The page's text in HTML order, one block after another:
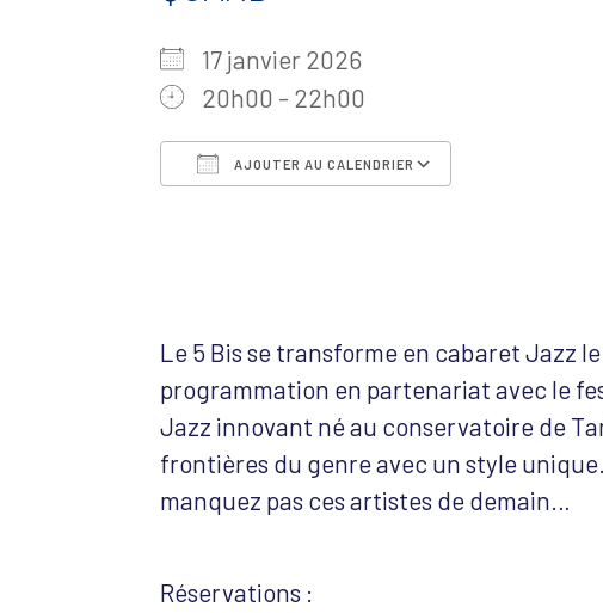
17 janvier 2026
20h00 - 22h00
AJOUTER AU CALENDRIER
Le 5 Bis se transforme en cabaret Jazz le
programmation en partenariat avec le
Jazz innovant né au conservatoire de
frontières du genre avec un style
manquez pas ces artistes de demain…
Réservations :